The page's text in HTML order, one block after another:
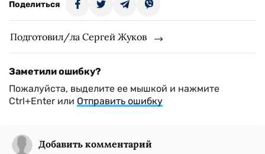
Поделиться
Подготовил/ла Сергей Жуков
Заметили ошибку?
Пожалуйста, выделите ее мышкой и нажмите
Ctrl+Enter или Отправить ошибку
Добавить комментарий